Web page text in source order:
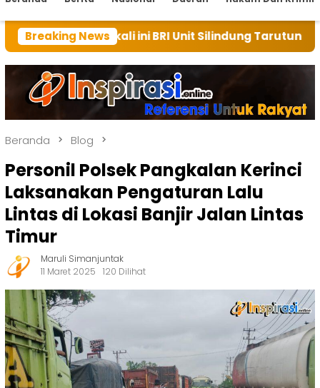
Breaking News
kali ini BRI Unit Silindung Tarutung Ingatkan
Beranda Blog
Personil Polsek Pangkalan Kerinci
Laksanakan Pengaturan Lalu
Lintas di Lokasi Banjir Jalan Lintas
Timur
Maruli Simanjuntak
11 Maret 2025
120 Dilihat